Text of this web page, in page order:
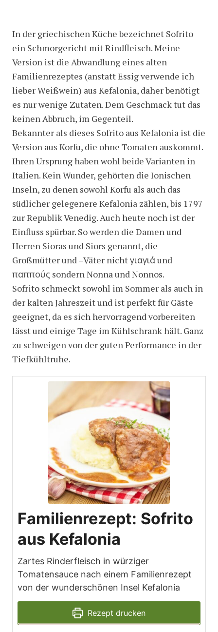
In der griechischen Küche bezeichnet Sofrito
ein Schmorgericht mit Rindfleisch. Meine
Version ist die Abwandlung eines alten
Familienrezeptes (anstatt Essig verwende ich
lieber Weißwein) aus Kefalonia, daher benötigt
es nur wenige Zutaten. Dem Geschmack tut das
keinen Abbruch, im Gegenteil.
Bekannter als dieses Sofrito aus Kefalonia ist die
Version aus Korfu, die ohne Tomaten auskommt.
Ihren Ursprung haben wohl beide Varianten in
Italien. Kein Wunder, gehörten die Ionischen
Inseln, zu denen sowohl Korfu als auch das
südlicher gelegenere Kefalonia zählen, bis 1797
zur Republik Venedig. Auch heute noch ist der
Einfluss spürbar. So werden die Damen und
Herren Sioras und Siors genannt, die
Großmütter und –Väter nicht γιαγιά und
παππούς sondern Nonna und Nonnos.
Sofrito schmeckt sowohl im Sommer als auch in
der kalten Jahreszeit und ist perfekt für Gäste
geeignet, da es sich hervorragend vorbereiten
lässt und einige Tage im Kühlschrank hält. Ganz
zu schweigen von der guten Performance in der
Tiefkühltruhe.
Familienrezept: Sofrito
aus Kefalonia
Zartes Rinderfleisch in würziger
Tomatensauce nach einem Familienrezept
von der wunderschönen Insel Kefalonia
Rezept drucken